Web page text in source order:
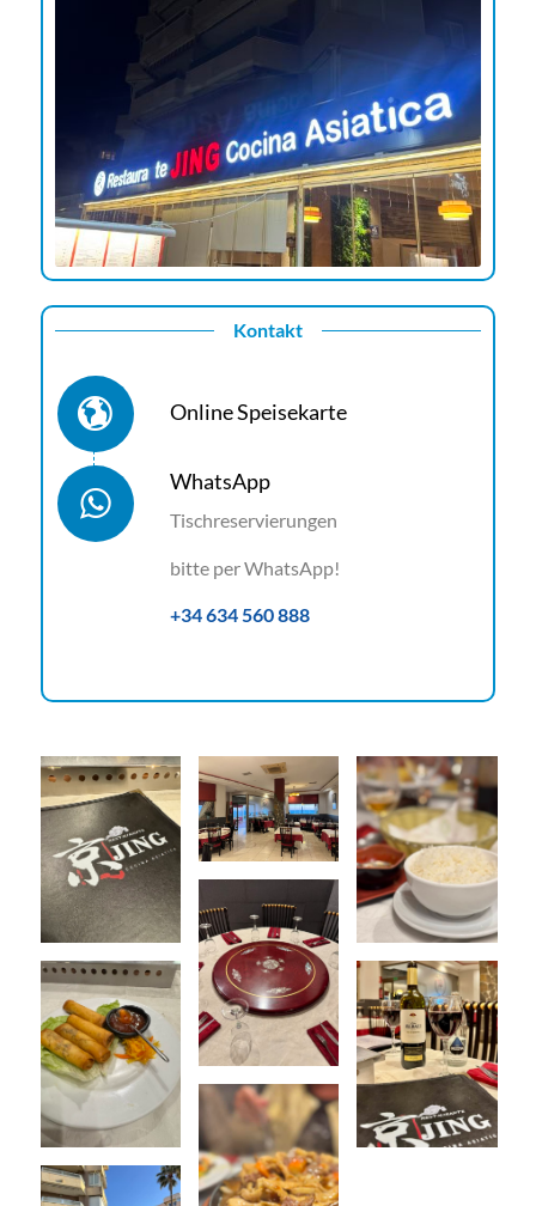
Kontakt
Online Speisekarte
WhatsApp
Tischreservierungen
bitte per WhatsApp!
+34 634 560 888